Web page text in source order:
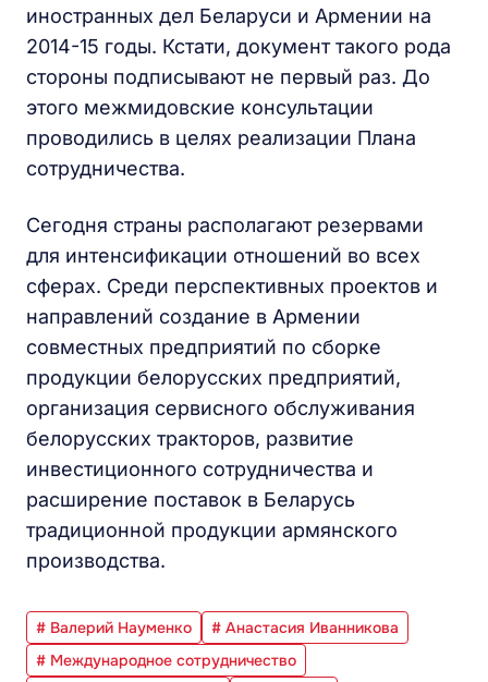
иностранных дел Беларуси и Армении на
2014-15 годы. Кстати, документ такого рода
стороны подписывают не первый раз. До
этого межмидовские консультации
проводились в целях реализации Плана
сотрудничества.
Сегодня страны располагают резервами
для интенсификации отношений во всех
сферах. Среди перспективных проектов и
направлений создание в Армении
совместных предприятий по сборке
продукции белорусских предприятий,
организация сервисного обслуживания
белорусских тракторов, развитие
инвестиционного сотрудничества и
расширение поставок в Беларусь
традиционной продукции армянского
производства.
# Валерий Науменко
# Анастасия Иванникова
# Международное сотрудничество